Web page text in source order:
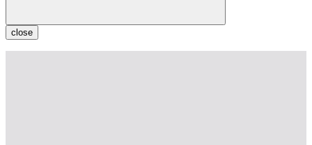
close